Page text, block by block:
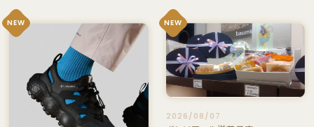
NEW NEW
2026/08/07